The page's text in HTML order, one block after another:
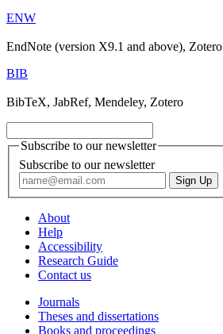
ENW
EndNote (version X9.1 and above), Zotero
BIB
BibTeX, JabRef, Mendeley, Zotero
Subscribe to our newsletter
Subscribe to our newsletter
About
Help
Accessibility
Research Guide
Contact us
Journals
Theses and dissertations
Books and proceedings